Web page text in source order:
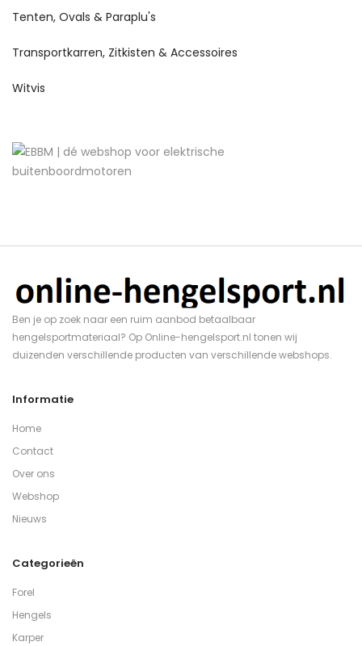
Tenten, Ovals & Paraplu's
Transportkarren, Zitkisten & Accessoires
Witvis
Ben je op zoek naar een ruim aanbod betaalbaar
hengelsportmateriaal? Op Online-hengelsport.nl tonen wij
duizenden verschillende producten van verschillende webshops.
Informatie
Home
Contact
Over ons
Webshop
Nieuws
Categorieën
Forel
Hengels
Karper